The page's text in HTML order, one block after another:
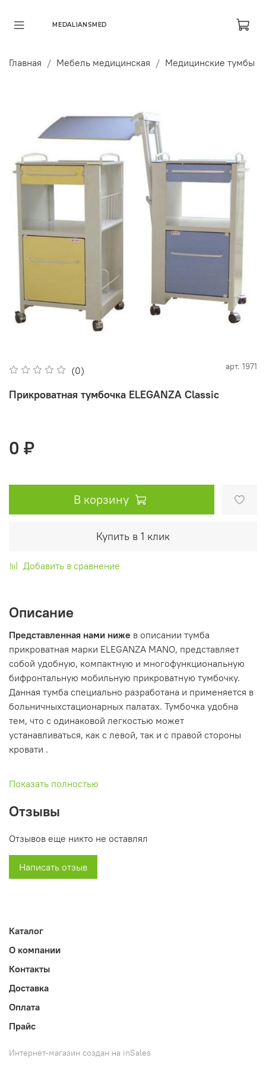
MEDALIANSMED
Главная Мебель медицинская Медицинские тумбы
(0) арт. 1971
Прикроватная тумбочка ELEGANZA Classic
0 ₽
В корзину
Купить в 1 клик
Добавить в сравнение
Описание
Представленная нами ниже в описании тумба
прикроватная марки ELEGANZA MANO, представляет
собой удобную, компактную и многофункциональную
бифронтальную мобильную прикроватную тумбочку.
Данная тумба специально разработана и применяется в
больничныхстационарных палатах. Тумбочка удобна
тем, что с одинаковой легкостью может
устанавливаться, как с левой, так и с правой стороны
кровати .
Показать полностью
Отзывы
Отзывов еще никто не оставлял
Написать отзыв
Каталог
О компании
Контакты
Доставка
Оплата
Прайс
Интернет-магазин создан на inSales